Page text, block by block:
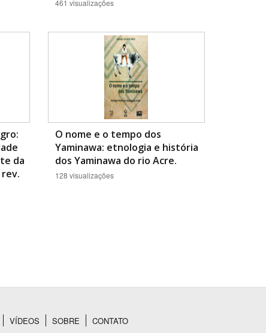
461 visualizações
da
O nome e o tempo dos
Yaminawa: etnologia e história
dos Yaminawa do rio Acre.
128 visualizações
VÍDEOS SOBRE CONTATO